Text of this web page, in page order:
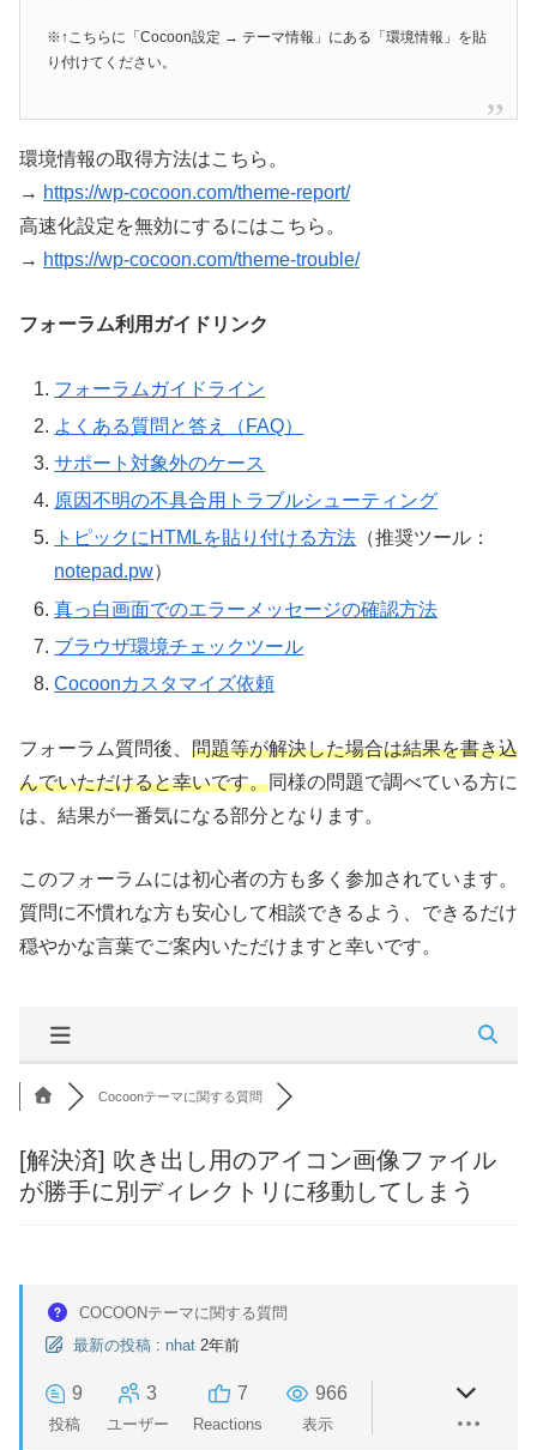
※↑こちらに「Cocoon設定 → テーマ情報」にある「環境情報」を貼
り付けてください。
環境情報の取得方法はこちら。
→ https://wp-cocoon.com/theme-report/
高速化設定を無効にするにはこちら。
→ https://wp-cocoon.com/theme-trouble/
フォーラム利用ガイドリンク
フォーラムガイドライン
よくある質問と答え（FAQ）
サポート対象外のケース
原因不明の不具合用トラブルシューティング
トピックにHTMLを貼り付ける方法 （推奨ツール：
notepad.pw）
真っ白画面でのエラーメッセージの確認方法
ブラウザ環境チェックツール
Cocoonカスタマイズ依頼
フォーラム質問後、 問題等が解決した場合は結果を書き込
んでいただけると幸いです。同様の問題で調べている方に
は、結果が一番気になる部分となります。
このフォーラムには初心者の方も多く参加されています。
質問に不慣れな方も安心して相談できるよう、できるだけ
穏やかな言葉でご案内いただけますと幸いです。
Cocoonテーマに関する質問
[解決済] 吹き出し用のアイコン画像ファイル
が勝手に別ディレクトリに移動してしまう
COCOONテーマに関する質問
最新の投稿 : nhat 2年前
9
投稿
3
ユーザー
7
Reactions
966
表示